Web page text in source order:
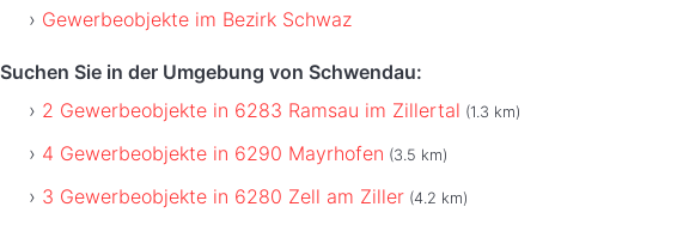
Gewerbeobjekte im Bezirk Schwaz
Suchen Sie in der Umgebung von Schwendau:
2 Gewerbeobjekte in 6283 Ramsau im Zillertal (1.3 km)
4 Gewerbeobjekte in 6290 Mayrhofen (3.5 km)
3 Gewerbeobjekte in 6280 Zell am Ziller (4.2 km)